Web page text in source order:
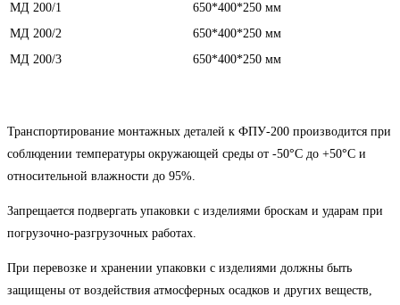
МД 200/1
650*400*250 мм
МД 200/2
650*400*250 мм
МД 200/3
650*400*250 мм
Транспортирование монтажных деталей к ФПУ-200 производится при
соблюдении температуры окружающей среды от -50°С до +50°С и
относительной влажности до 95%.
Запрещается подвергать упаковки с изделиями броскам и ударам при
погрузочно-разгрузочных работах.
При перевозке и хранении упаковки с изделиями должны быть
защищены от воздействия атмосферных осадков и других веществ,